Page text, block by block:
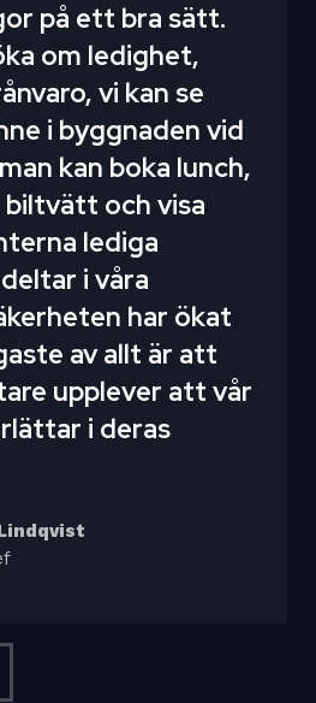
på ett bra sätt.
om ledighet,
vi kan se
i byggnaden vid
kan boka lunch,
biltvätt och visa
lediga
i våra
har ökat
av allt är att
upplever att vår
i deras